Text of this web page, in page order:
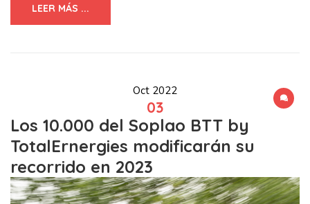
LEER MÁS ...
Oct 2022
03
Los 10.000 del Soplao BTT by
TotalErnergies modificarán su
recorrido en 2023